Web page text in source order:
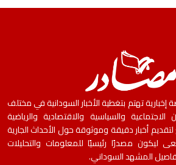
تهتم بتغطية الأخبار السودانية في مختلف
والسياسية والاقتصادية والرياضية
أخبار دقيقة وموثوقة حول الأحداث الجارية
ليكون مصدرًا رئيسيًا للمعلومات والتحليلات
المشهد السوداني.